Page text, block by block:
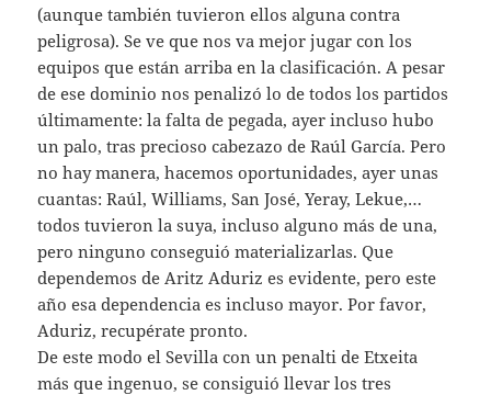
(aunque también tuvieron ellos alguna contra
peligrosa). Se ve que nos va mejor jugar con los
equipos que están arriba en la clasificación. A pesar
de ese dominio nos penalizó lo de todos los partidos
últimamente: la falta de pegada, ayer incluso hubo
un palo, tras precioso cabezazo de Raúl García. Pero
no hay manera, hacemos oportunidades, ayer unas
cuantas: Raúl, Williams, San José, Yeray, Lekue,…
todos tuvieron la suya, incluso alguno más de una,
pero ninguno conseguió materializarlas. Que
dependemos de Aritz Aduriz es evidente, pero este
año esa dependencia es incluso mayor. Por favor,
Aduriz, recupérate pronto.
De este modo el Sevilla con un penalti de Etxeita
más que ingenuo, se consiguió llevar los tres